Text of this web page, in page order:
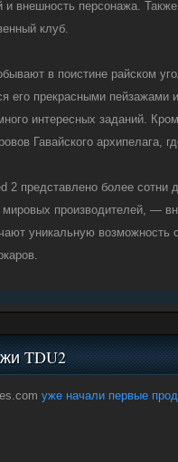
и внешность персонажа.
клуб.
в поистине райском
его прекрасными пейзажами
интересных заданий.
Гавайского архипелага,
2 представлено более
производителей, —
уникальную
TDU2
уже начали первые